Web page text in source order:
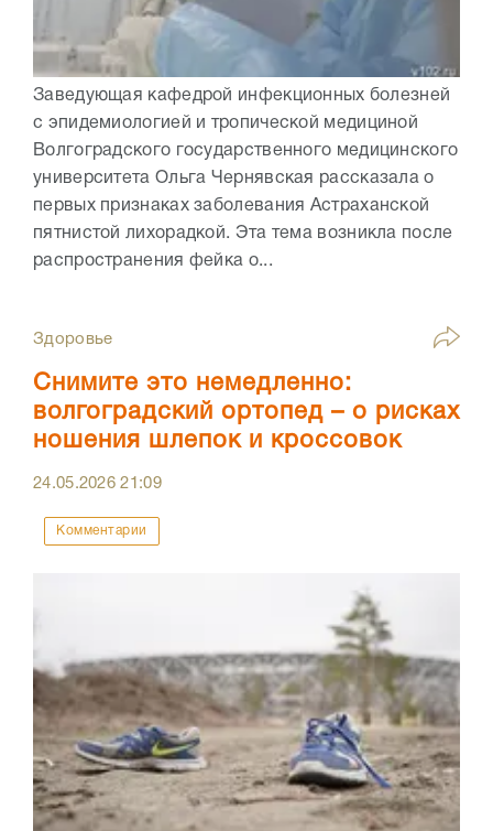
Заведующая кафедрой инфекционных болезней
с эпидемиологией и тропической медициной
Волгоградского государственного медицинского
университета Ольга Чернявская рассказала о
первых признаках заболевания Астраханской
пятнистой лихорадкой. Эта тема возникла после
распространения фейка о...
Здоровье
Снимите это немедленно:
волгоградский ортопед – о рисках
ношения шлепок и кроссовок
24.05.202621:09
Комментарии